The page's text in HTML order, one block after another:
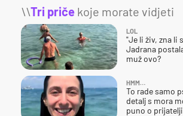
\\Tri priče koje morate vidjeti
LOL
"Je li živ, zna li
Jadrana
muž ovo?
HMM…
To rade samo
detalj s mora
puno o